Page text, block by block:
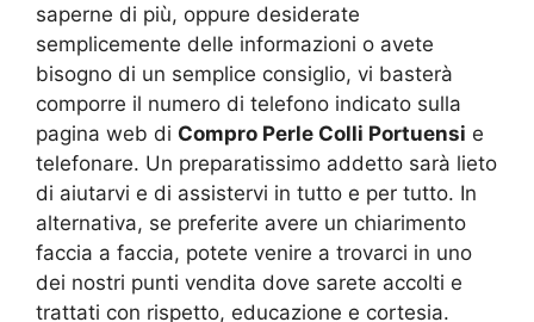
saperne di più, oppure desiderate
semplicemente delle informazioni o avete
bisogno di un semplice consiglio, vi basterà
comporre il numero di telefono indicato sulla
pagina web di Compro Perle Colli Portuensi e
telefonare. Un preparatissimo addetto sarà lieto
di aiutarvi e di assistervi in tutto e per tutto. In
alternativa, se preferite avere un chiarimento
faccia a faccia, potete venire a trovarci in uno
dei nostri punti vendita dove sarete accolti e
trattati con rispetto, educazione e cortesia.